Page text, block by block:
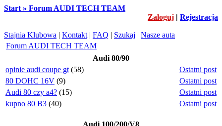
Start » Forum AUDI TECH TEAM
Zaloguj | Rejestracja
Stajnia Klubowa | Kontakt | FAQ | Szukaj | Nasze auta
Forum AUDI TECH TEAM
Audi 80/90
Ostatni post
opinie audi coupe gt (58)
Ostatni post
80 DOHC 16V (9)
Ostatni post
Audi 80 czy a4? (15)
Ostatni post
kupno 80 B3 (40)
Audi 100/200/V8